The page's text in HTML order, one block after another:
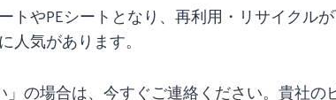
やPEシートとなり、再利用・リサイクル
気があります。
の場合は、今すぐご連絡ください。貴社